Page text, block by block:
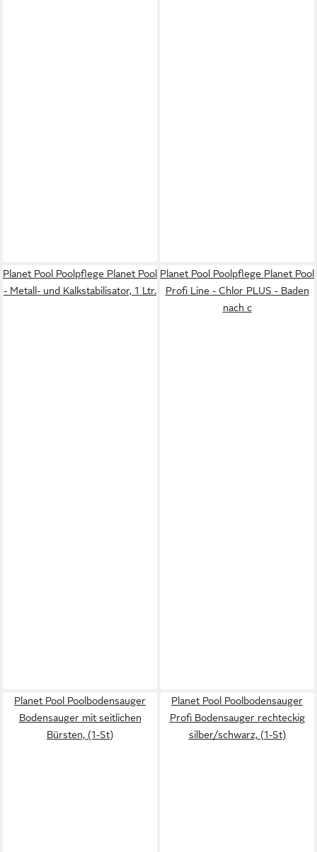
Planet Pool Poolpflege Planet Pool
- Metall- und Kalkstabilisator, 1 Ltr.
Planet Pool Poolpflege Planet Pool
Profi Line - Chlor PLUS - Baden
nach c
Planet Pool Poolbodensauger
Bodensauger mit seitlichen
Bürsten, (1-St)
Planet Pool Poolbodensauger
Profi Bodensauger rechteckig
silber/schwarz, (1-St)